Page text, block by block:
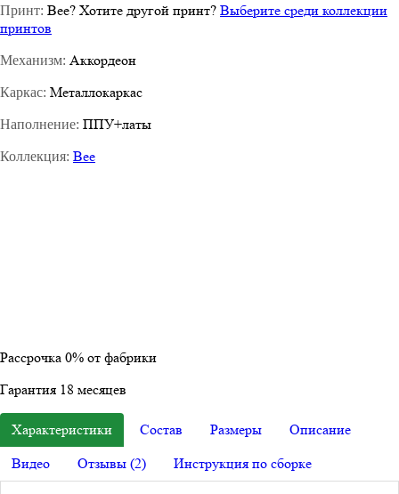
Принт: Bee? Хотите другой принт? Выберите среди коллекции
принтов
Механизм: Аккордеон
Каркас: Металлокаркас
Наполнение: ППУ+латы
Коллекция: Bee
Рассрочка 0% от фабрики
Гарантия 18 месяцев
Характеристики Состав Размеры
Описание
Видео
Отзывы (2) Инструкция по сборке